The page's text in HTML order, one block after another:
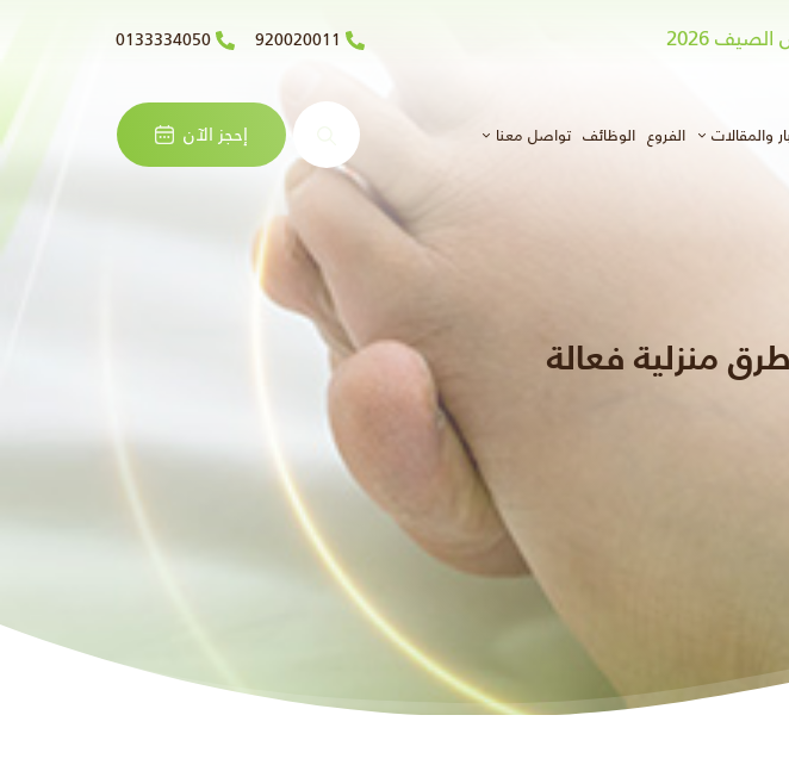
2026
920020011
0133334050
والمقالات الفروع الوظائف تواصل معنا إحجز الآن
منزلية فعالة